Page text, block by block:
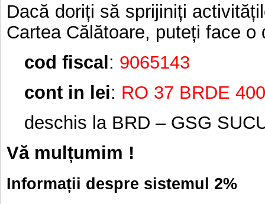
Dacă doriți să sprijiniți
Cartea Călătoare, puteți face o
cod fiscal : 9065143
cont in lei: RO 37 BRDE
deschis la BRD – GSG
Vă mulțumim !
Informații despre sistemul 2%